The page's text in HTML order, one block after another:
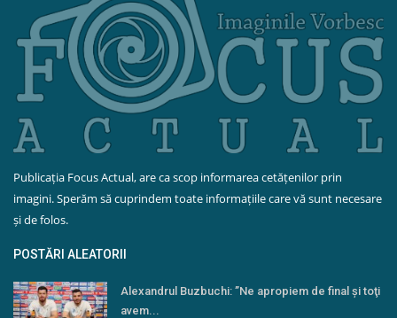
Publicația Focus Actual, are ca scop informarea cetățenilor prin
imagini. Sperăm să cuprindem toate informațiile care vă sunt necesare
și de folos.
POSTĂRI ALEATORII
Alexandrul Buzbuchi: ’’Ne apropiem de final şi toţi
avem...